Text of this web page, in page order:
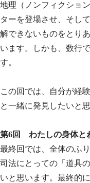
地理（ノンフィクショ
ターを登場させ、そし
解できないものをとり
います。しかも、数行
す。
この回では、自分が経
と一緒に発見したいと思
第6回 わたしの身体と
最終回では、全体のふ
司法にとっての「道具
いと思います。最終的